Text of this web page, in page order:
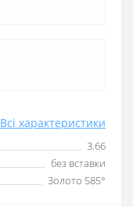
Всі характеристики
3.66
без вставки
Золото 585°